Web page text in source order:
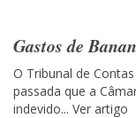
Gastos de
O Tribunal de
passada que a
indevido... Ver artigo